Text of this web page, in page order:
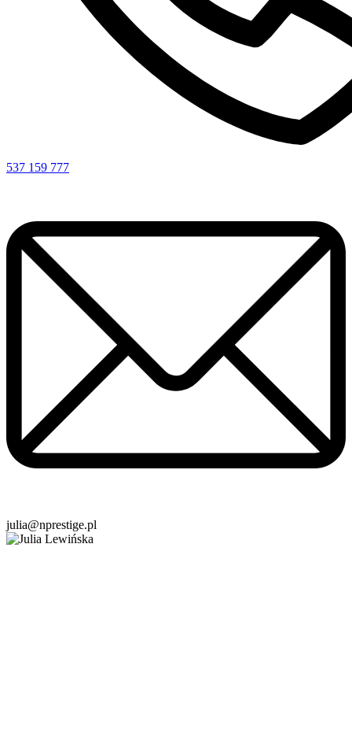
537 159 777
julia@nprestige.pl